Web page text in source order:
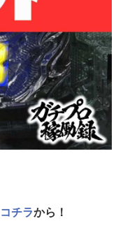
コチラから！